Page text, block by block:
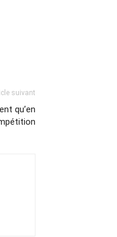
suivant
qu’en